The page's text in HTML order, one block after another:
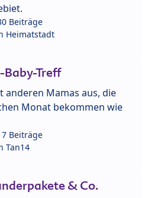
Beiträge
Heimatstadt
Baby-Treff
anderen Mamas aus, die
Monat bekommen wie
Beiträge
Tan14
& Co.